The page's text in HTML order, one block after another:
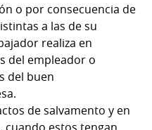
o por consecuencia de
a las de su
realiza en
del empleador o
del buen
de salvamento y en
cuando estos tengan